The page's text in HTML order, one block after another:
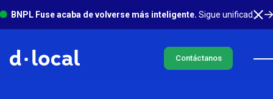
BNPL Fuse acaba de volverse más inteligente. Sigue unificado en un solo lugar, con mucho más sucediendo en segundo plano. Conoce más
Contáctanos